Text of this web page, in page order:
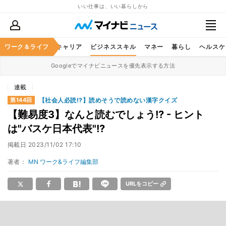
いい仕事は、いい暮らしから
ワーク＆ライフ キャリア ビジネススキル マネー 暮らし ヘルス
Googleでマイナビニュースを優先表示する方法
連載
第144回 【社会人必読!?】読めそうで読めない漢字クイズ
【難易度3】なんと読むでしょう!? - ヒント
は"バスケ日本代表"!?
掲載日 2023/11/02 17:10
著者： MN ワーク&ライフ編集部
URLをコピー